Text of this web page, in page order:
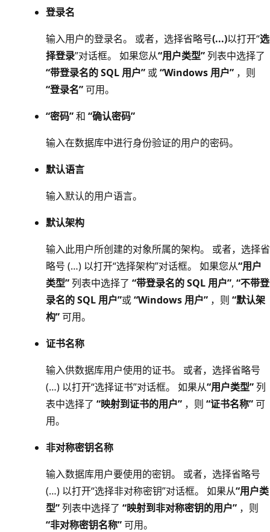
登录名
输入用户的登录名。 或者，选择省略号(...)以打开“选
择登录”对话框。 如果您从“用户类型” 列表中选择了
“带登录名的 SQL 用户” 或“Windows 用户” ，则
“登录名”可用。
“密码”和 “确认密码”
输入在数据库中进行身份验证的用户的密码。
默认语言
输入默认的用户语言。
默认架构
输入此用户所创建的对象所属的架构。 或者，选择省
略号 (…) 以打开“选择架构”对话框。 如果您从“用户
类型” 列表中选择了 “带登录名的 SQL 用户”, “不带登
录名的 SQL 用户”或“Windows 用户” ，则 “默认架
构”可用。
证书名称
输入供数据库用户使用的证书。 或者，选择省略号
(…) 以打开“选择证书”对话框。 如果从“用户类型” 列
表中选择了 “映射到证书的用户” ，则 “证书名称”可
用。
非对称密钥名称
输入数据库用户要使用的密钥。 或者，选择省略号
(…) 以打开“选择非对称密钥”对话框。 如果从“用户类
型” 列表中选择了 “映射到非对称密钥的用户” ，则
“非对称密钥名称”可用。